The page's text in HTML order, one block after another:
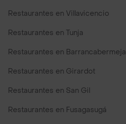
Restaurantes en Villavicencio
Restaurantes en Tunja
Restaurantes en Barrancabermeja
Restaurantes en Girardot
Restaurantes en San Gil
Restaurantes en Fusagasugá